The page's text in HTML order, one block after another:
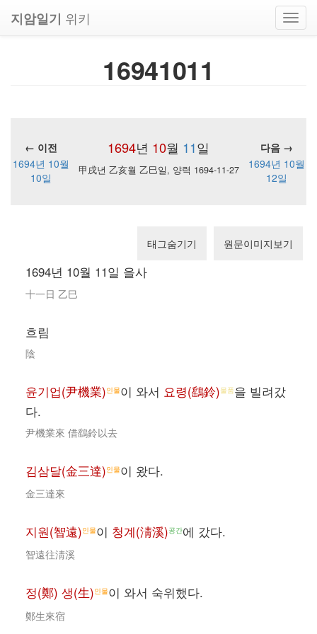
지암일기 위키
16941011
1694년 10월 11일
← 이전
다음 →
1694년 10월
10일
甲戌년 乙亥월 乙巳일, 양력 1694-11-27
1694년 10월
12일
태그숨기기 원문이미지보기
1694년 10월 11일 을사
十一日 乙巳
흐림
陰
윤기업(尹機業)인물이 와서 요령(鷂鈴)물품을 빌려갔
다.
尹機業來 借鷂鈴以去
김삼달(金三達)인물이 왔다.
金三達來
지원(智遠)인물이 청계(淸溪)공간에 갔다.
智遠往淸溪
정(鄭) 생(生)인물이 와서 숙위했다.
鄭生來宿